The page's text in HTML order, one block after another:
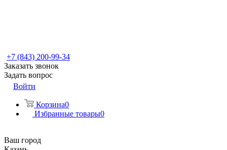
+7 (843) 200-99-34
Заказать звонок
Задать вопрос
Войти
Корзина0
Избранные товары0
Ваш город